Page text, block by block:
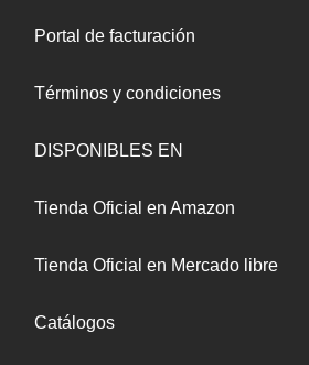
Portal de facturación
Términos y condiciones
DISPONIBLES EN
Tienda Oficial en Amazon
Tienda Oficial en Mercado libre
Catálogos